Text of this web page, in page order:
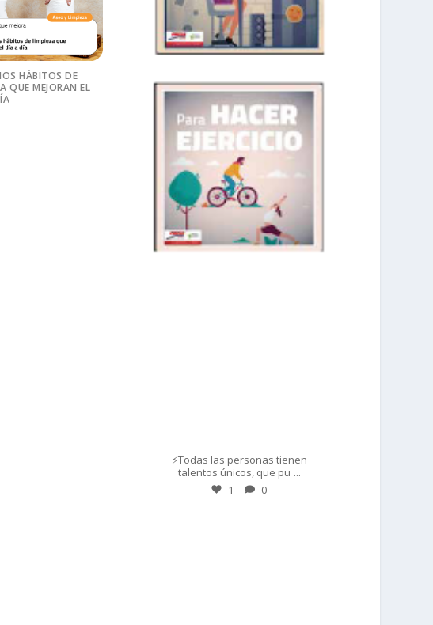
HÁBITOS DE
QUE MEJORAN EL
⚡Todas las personas tienen
talentos únicos, que pu ...
1 0